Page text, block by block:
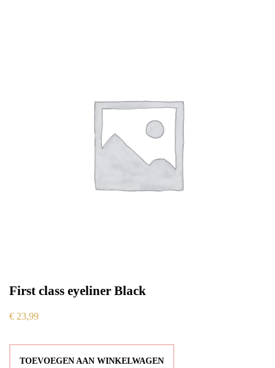
First class eyeliner Black
€ 23,99
TOEVOEGEN AAN WINKELWAGEN